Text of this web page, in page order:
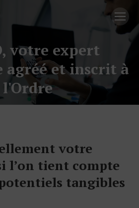
votre expert
agréé et inscrit à
l'Ordre
votre
l’on tient compte
tangibles